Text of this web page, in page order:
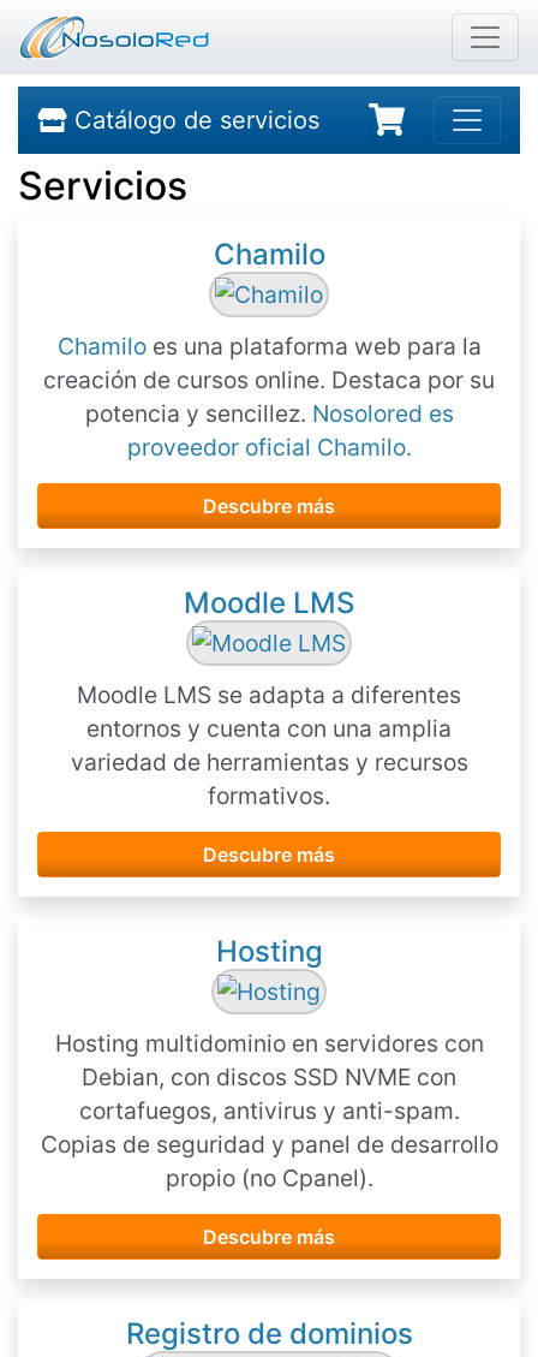
Catálogo de servicios
Servicios
Chamilo
Chamiloes una plataforma web para la
creación de cursos online. Destaca por su
potencia y sencillez. Nosolored es
proveedor oficial Chamilo.
Descubre más
Moodle LMS
Moodle LMS se adapta a diferentes
entornos y cuenta con una amplia
variedad de herramientas y recursos
formativos.
Descubre más
Hosting
Hosting multidominio en servidores con
Debian, con discos SSD NVME con
cortafuegos, antivirus y anti-spam.
Copias de seguridad y panel de desarrollo
propio (no Cpanel).
Descubre más
Registro de dominios